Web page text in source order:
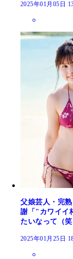
2025年01月05日
父娘芸人・完
謝「"カワイイ
たいなって（笑
2025年01月25日